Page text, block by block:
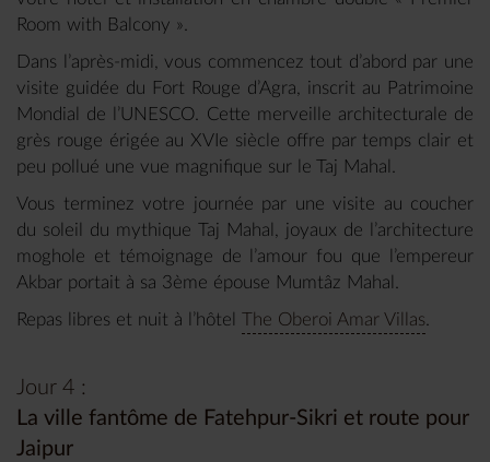
Room with Balcony ».
Dans l’après-midi, vous commencez tout d’abord par une
visite guidée du Fort Rouge d’Agra, inscrit au Patrimoine
Mondial de l’UNESCO. Cette merveille architecturale de
grès rouge érigée au XVIe siècle offre par temps clair et
peu pollué une vue magnifique sur le Taj Mahal.
Vous terminez votre journée par une visite au coucher
du soleil du mythique Taj Mahal, joyaux de l’architecture
moghole et témoignage de l’amour fou que l’empereur
Akbar portait à sa 3ème épouse Mumtâz Mahal.
Repas libres et nuit à l’hôtel The Oberoi Amar Villas
Jour 4 :
La ville fantôme de Fatehpur-Sikri et route pour
Jaipur